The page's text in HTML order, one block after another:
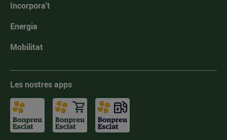
Incorpora't
Energia
Mobilitat
Les nostres apps